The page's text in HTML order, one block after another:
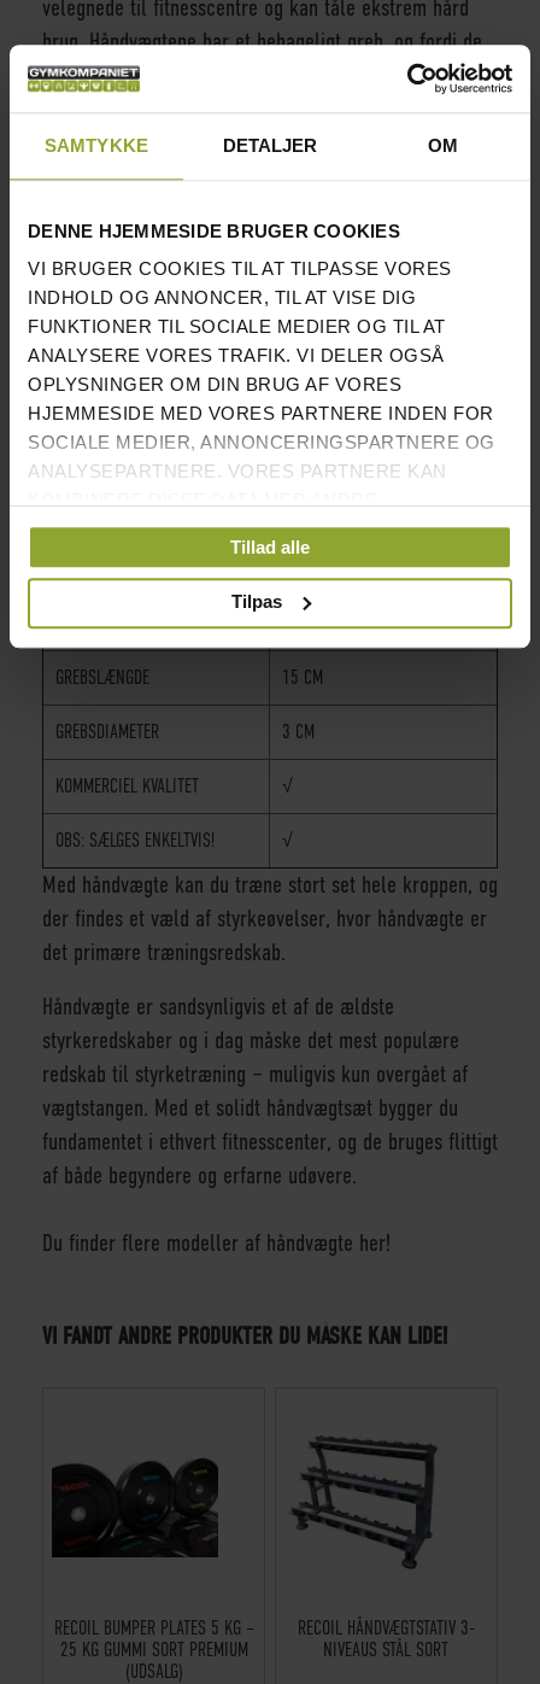
SAMTYKKE DETALJER OM
DENNE HJEMMESIDE BRUGER COOKIES
VI BRUGER COOKIES TIL AT TILPASSE VORES
INDHOLD OG ANNONCER, TIL AT VISE DIG
FUNKTIONER TIL SOCIALE MEDIER OG TIL AT
ANALYSERE VORES TRAFIK. VI DELER OGSÅ
OPLYSNINGER OM DIN BRUG AF VORES
HJEMMESIDE MED VORES PARTNERE INDEN FOR
SOCIALE MEDIER, ANNONCERINGSPARTNERE OG
ANALYSEPARTNERE. VORES PARTNERE KAN
OPLYSNINGER, DU HAR GIVET DEM, ELLER SOM DE
HAR INDSAMLET FRA DIN BRUG AF DERES
TJENESTER.
Tillad alle
Tilpas
velegnede til fitnesscentre og kan tåle ekstrem hård
brug. Håndvægtene har et behageligt greb, og fordi de
er gummierede, skåner de både gulve og ører.
Håndvægtene er sorte med håndtag i forkromet sølv og
tydelig hvid vægtindikation på hver side.
INFORMATION
HÅNDVÆGTE MED FAST GREB &
GUMMIBELAGTE ENDER
TESTET OG OPFYLDER REACH-
STANDARDEN
√
FÅS I VÆGTE FRA 2,5 KG TIL 50 KG
TYDELIG VÆGTANGIVELSE PÅ
BEGGE SIDER
√
KOMFORTABEL RIFLING √
GREBSLÆNGDE 15 CM
GREBSDIAMETER 3 CM
KOMMERCIEL KVALITET √
OBS: SÆLGES ENKELTVIS! √
Med håndvægte kan du træne stort set hele kroppen, og
der findes et væld af styrkeøvelser, hvor håndvægte er
det primære træningsredskab.
Håndvægte er sandsynligvis et af de ældste
styrkeredskaber og i dag måske det mest populære
redskab til styrketræning – muligvis kun overgået af
vægtstangen. Med et solidt håndvægtsæt bygger du
fundamentet i ethvert fitnesscenter, og de bruges flittigt
af både begyndere og erfarne udøvere.
Du finder flere modeller af håndvægte her!
VI FANDT ANDRE PRODUKTER DU MÅSKE KAN LIDE!
RECOIL BUMPER PLATES 5 KG –
25 KG GUMMI SORT PREMIUM
(UDSALG)
RECOIL HÅNDVÆGTSTATIV 3-
NIVEAUS STÅL SORT